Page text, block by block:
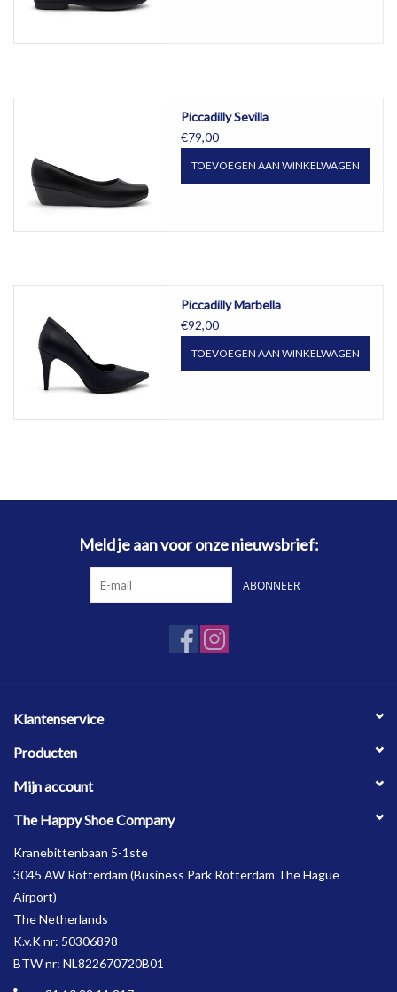
Piccadilly Sevilla
€79,00
TOEVOEGEN AAN WINKELWAGEN
Piccadilly Marbella
€92,00
TOEVOEGEN AAN WINKELWAGEN
Meld je aan voor onze nieuwsbrief:
ABONNEER
Klantenservice
Producten
Mijn account
The Happy Shoe Company
Kranebittenbaan 5-1ste
3045 AW Rotterdam (Business Park Rotterdam The Hague
Airport)
The Netherlands
K.v.K nr: 50306898
BTW nr: NL822670720B01